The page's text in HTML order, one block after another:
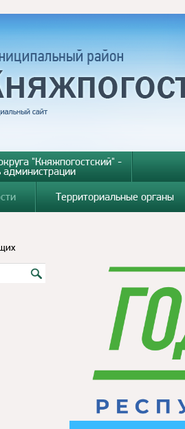
"Княжпогостский" -
администрации
Территориальные органы